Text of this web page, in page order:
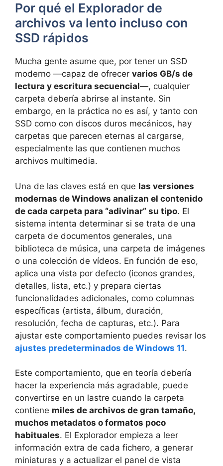
Por qué el Explorador de
archivos va lento incluso con
SSD rápidos
Mucha gente asume que, por tener un SSD
moderno —capaz de ofrecer varios GB/s de
lectura y escritura secuencial—, cualquier
carpeta debería abrirse al instante. Sin
embargo, en la práctica no es así, y tanto con
SSD como con discos duros mecánicos, hay
carpetas que parecen eternas al cargarse,
especialmente las que contienen muchos
archivos multimedia.
Una de las claves está en que las versiones
modernas de Windows analizan el contenido
de cada carpeta para “adivinar” su tipo. El
sistema intenta determinar si se trata de una
carpeta de documentos generales, una
biblioteca de música, una carpeta de imágenes
o una colección de vídeos. En función de eso,
aplica una vista por defecto (iconos grandes,
detalles, lista, etc.) y prepara ciertas
funcionalidades adicionales, como columnas
específicas (artista, álbum, duración,
resolución, fecha de capturas, etc.). Para
ajustar este comportamiento puedes revisar los
ajustes predeterminados de Windows 11.
Este comportamiento, que en teoría debería
hacer la experiencia más agradable, puede
convertirse en un lastre cuando la carpeta
contiene miles de archivos de gran tamaño,
muchos metadatos o formatos poco
habituales. El Explorador empieza a leer
información extra de cada fichero, a generar
miniaturas y a actualizar el panel de vista